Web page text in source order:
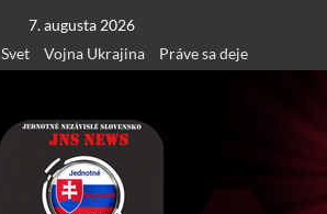
7. augusta 2026
Svet Vojna Ukrajina Práve sa deje